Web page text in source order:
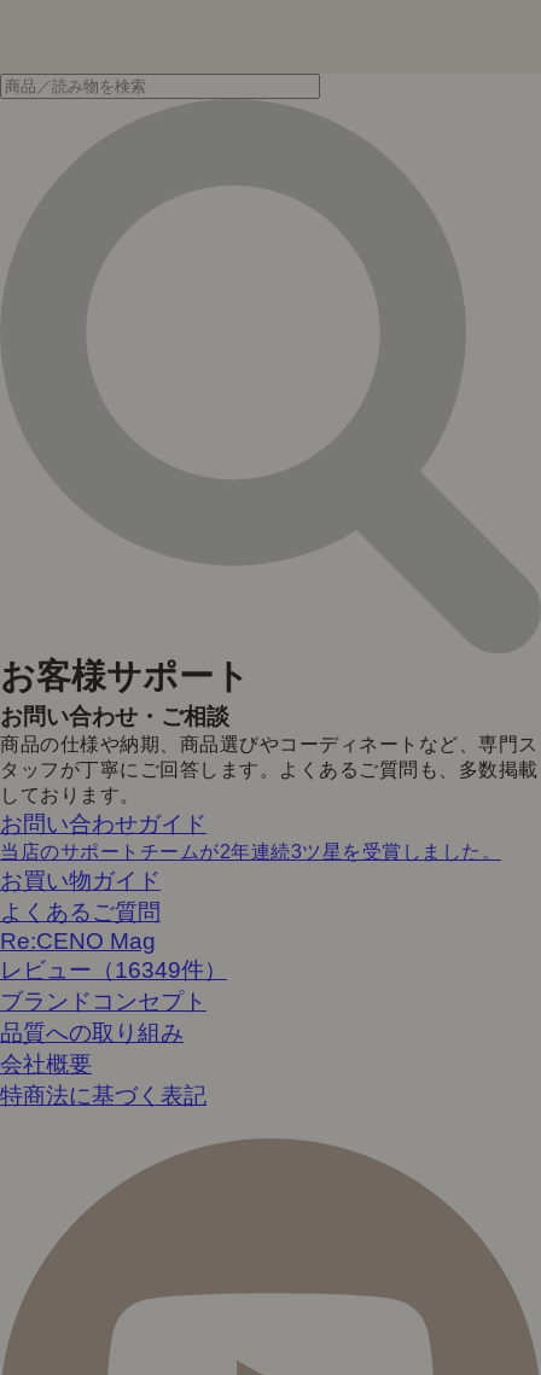
お客様サポート
お問い合わせ・ご相談
商品の仕様や納期、商品選びやコーディネートなど、専門ス
タッフが丁寧にご回答します。よくあるご質問も、多数掲載
しております。
お問い合わせガイド
当店のサポートチームが2年連続3ツ星を受賞しました。
お買い物ガイド
よくあるご質問
Re:CENO Mag
レビュー（16349件）
ブランドコンセプト
品質への取り組み
会社概要
特商法に基づく表記